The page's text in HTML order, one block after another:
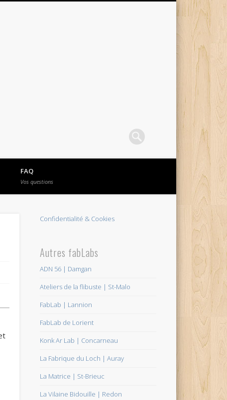
FAQ
Vos questions
Confidentialité & Cookies
Autres fabLabs
ADN 56 | Damgan
Ateliers de la flibuste | St-Malo
FabLab | Lannion
FabLab de Lorient
Konk Ar Lab | Concarneau
La Fabrique du Loch | Auray
La Matrice | St-Brieuc
La Vilaine Bidouille | Redon